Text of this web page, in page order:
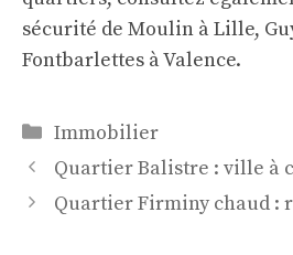
sécurité de Moulin à Lille,
Fontbarlettes à Valence.
Catégories
Immobilier
Quartier Balistre : ville à
Quartier Firminy chaud :